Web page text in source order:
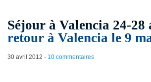
Séjour à Valencia 24-
retour à Valencia le 9
30 avril 2012 - 10 commentaires